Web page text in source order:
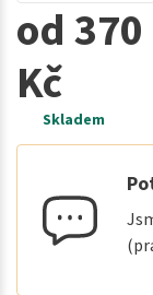
od 370
Kč
Skladem